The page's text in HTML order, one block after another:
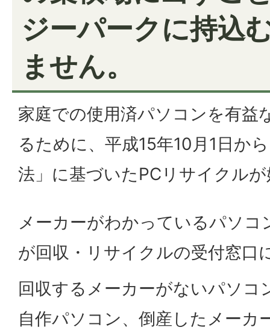
ジーパークに持込
ません。
家庭での使用済パソコンを有益
るために、平成15年10月1日か
法」に基づいたPCリサイクル
メーカーがわかっているパソコ
が回収・リサイクルの受付窓口
回収するメーカーがないパソコ
自作パソコン、倒産したメーカ